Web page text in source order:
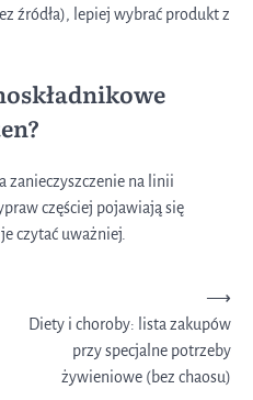
źródła), lepiej wybrać produkt z
zanieczyszczenie na linii
częściej pojawiają się
czytać uważniej.
Diety i choroby: lista zakupów
przy specjalne potrzeby
żywieniowe (bez chaosu)
⟶